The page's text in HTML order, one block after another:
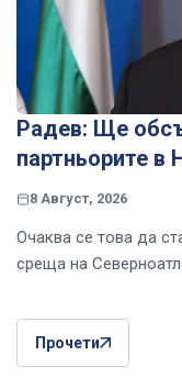
Радев: Ще
партньорите в
8 Август, 2026
Очаква се това да
среща на
Прочети